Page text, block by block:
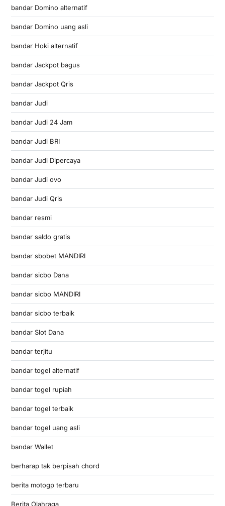
bandar Domino alternatif
bandar Domino uang asli
bandar Hoki alternatif
bandar Jackpot bagus
bandar Jackpot Qris
bandar Judi
bandar Judi 24 Jam
bandar Judi BRI
bandar Judi Dipercaya
bandar Judi ovo
bandar Judi Qris
bandar resmi
bandar saldo gratis
bandar sbobet MANDIRI
bandar sicbo Dana
bandar sicbo MANDIRI
bandar sicbo terbaik
bandar Slot Dana
bandar terjitu
bandar togel alternatif
bandar togel rupiah
bandar togel terbaik
bandar togel uang asli
bandar Wallet
berharap tak berpisah chord
berita motogp terbaru
Berita Olahraga